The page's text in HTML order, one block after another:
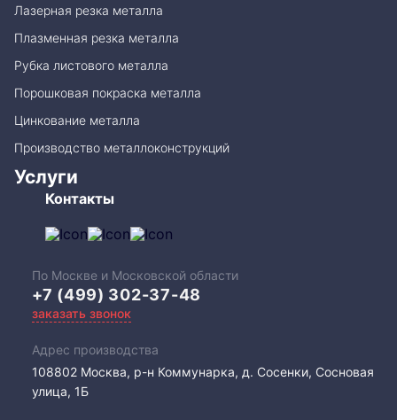
Лазерная резка металла
Плазменная резка металла
Рубка листового металла
Порошковая покраска металла
Цинкование металла
Производство металлоконструкций
Услуги
Контакты
По Москве и Московской области
+7 (499) 302-37-48
заказать звонок
Адрес производства
108802​ Москва, р-н Коммунарка, д. Сосенки, Сосновая
улица, 1Б